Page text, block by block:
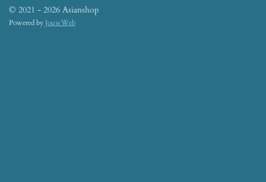
© 2021 - 2026 Asianshop
Powered by JouwWeb